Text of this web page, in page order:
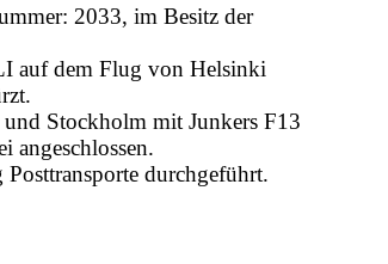
2033, im Besitz der
auf dem Flug von Helsinki
Stockholm mit Junkers F13
angeschlossen.
durchgeführt.